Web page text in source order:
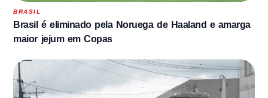
BRASIL
Brasil é eliminado pela Noruega de Haaland e amarga
maior jejum em Copas